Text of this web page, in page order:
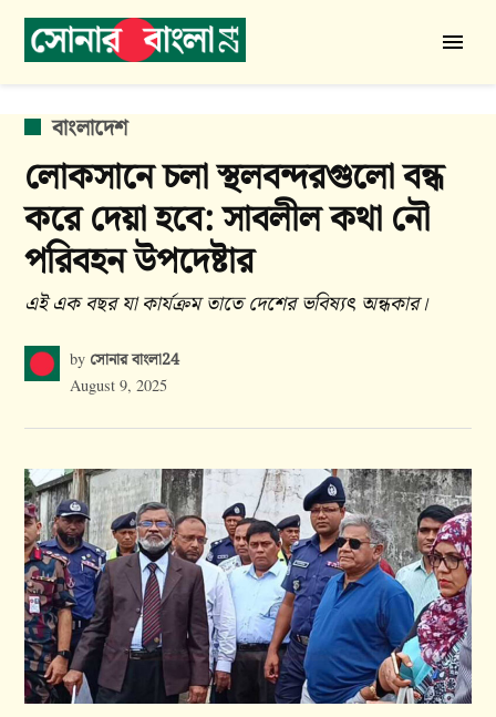
Skip
বাংলা
24
POSTED
বাংলাদেশ
লোকসানে চলা স্থলবন্দরগুলো বন্ধ
করে দেয়া হবে: সাবলীল কথা নৌ
পরিবহন উপদেষ্টার
এই এক বছর যা কার্যক্রম তাতে দেশের ভবিষ্যৎ অন্ধকার।
by সোনার বাংলা24
August 9, 2025